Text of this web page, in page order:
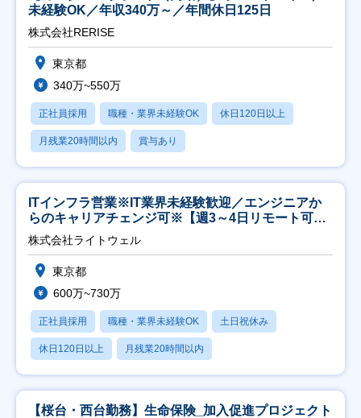
未経験OK／年収340万～／年間休日125日
株式会社RERISE
東京都
340万~550万
正社員採用 職種・業界未経験OK 休日120日以上
月残業20時間以内 賞与あり
ITインフラ営業※IT業界未経験歓迎／エンジニアか
らのキャリアチェンジ可※【週3～4日リモート可
能】
株式会社ライトウェル
東京都
600万~730万
正社員採用 職種・業界未経験OK 土日祝休み
休日120日以上 月残業20時間以内
【桜台・西台勤務】生命保険_加入促進プロジェクト